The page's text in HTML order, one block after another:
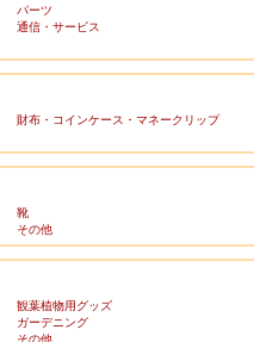
パーツ
通信・サービス
財布・コインケース・マネークリップ
靴
その他
観葉植物用グッズ
ガーデニング
その他